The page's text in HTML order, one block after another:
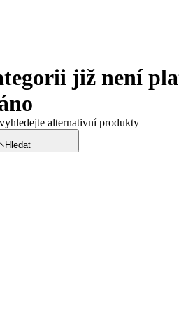
již není
alternativní produkty
Hledat